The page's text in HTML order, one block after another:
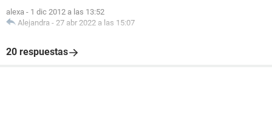
alexa - 1 dic 2012 a las 13:52
Alejandra - 27 abr 2022 a las 15:07
20 respuestas